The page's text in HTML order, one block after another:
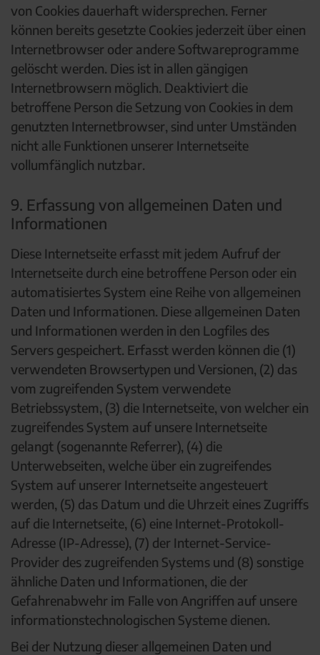
von Cookies dauerhaft widersprechen. Ferner
können bereits gesetzte Cookies jederzeit über einen
Internetbrowser oder andere Softwareprogramme
gelöscht werden. Dies ist in allen gängigen
Internetbrowsern möglich. Deaktiviert die
betroffene Person die Setzung von Cookies in dem
genutzten Internetbrowser, sind unter Umständen
nicht alle Funktionen unserer Internetseite
vollumfänglich nutzbar.
9. Erfassung von allgemeinen Daten und
Informationen
Diese Internetseite erfasst mit jedem Aufruf der
Internetseite durch eine betroffene Person oder ein
automatisiertes System eine Reihe von allgemeinen
Daten und Informationen. Diese allgemeinen Daten
und Informationen werden in den Logfiles des
Servers gespeichert. Erfasst werden können die (1)
verwendeten Browsertypen und Versionen, (2) das
vom zugreifenden System verwendete
Betriebssystem, (3) die Internetseite, von welcher ein
zugreifendes System auf unsere Internetseite
gelangt (sogenannte Referrer), (4) die
Unterwebseiten, welche über ein zugreifendes
System auf unserer Internetseite angesteuert
werden, (5) das Datum und die Uhrzeit eines Zugriffs
auf die Internetseite, (6) eine Internet-Protokoll-
Adresse (IP-Adresse), (7) der Internet-Service-
Provider des zugreifenden Systems und (8) sonstige
ähnliche Daten und Informationen, die der
Gefahrenabwehr im Falle von Angriffen auf unsere
informationstechnologischen Systeme dienen.
Bei der Nutzung dieser allgemeinen Daten und